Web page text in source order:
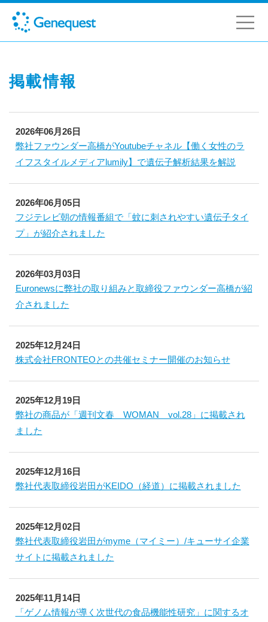
掲載情報
2026年06月26日
弊社ファウンダー高橋がYoutubeチャネル【働く女性のラ
イフスタイルメディアlumily】で遺伝子解析結果を解説
2026年06月05日
フジテレビ朝の情報番組で「蚊に刺されやすい遺伝子タイ
プ」が紹介されました
2026年03月03日
Euronewsに弊社の取り組みと取締役ファウンダー高橋が紹
介されました
2025年12月24日
株式会社FRONTEOとの共催セミナー開催のお知らせ
2025年12月19日
弊社の商品が「週刊文春 WOMAN vol.28」に掲載され
ました
2025年12月16日
弊社代表取締役岩田がKEIDO（経道）に掲載されました
2025年12月02日
弊社代表取締役岩田がmyme（マイミー）/キューサイ企業
サイトに掲載されました
2025年11月14日
「ゲノム情報が導く次世代の食品機能性研究」に関するオ